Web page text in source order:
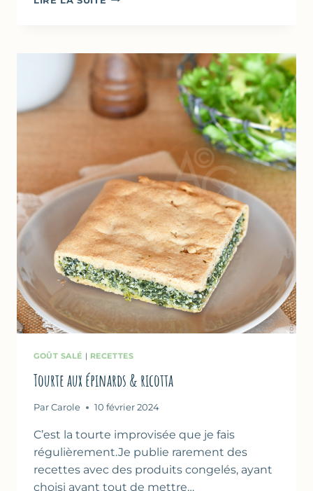
COMME
GRATIN
GOÛT SALÉ | RECETTES
Tourte aux épinards & ricotta
Par Carole 10 février 2024
C’est la tourte improvisée que je fais
régulièrement.Je publie rarement des
recettes avec des produits congelés, ayant
choisi avant tout de mettre…